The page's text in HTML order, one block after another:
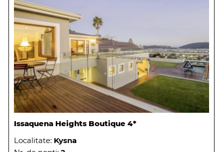
Issaquena Heights Boutique 4*
Localitate: Kysna